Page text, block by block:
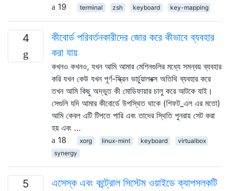
19
terminal zsh keyboard key-mapping
4
কীবোর্ড পরিবর্তনকারীদের জোর করে কীভাবে ব্যবহার
করা যায়
কখনও কখনও, যখন আমি আমার মেশিনগুলির মধ্যে সমন্বয় ব্যবহার
করি যখন কেউ যখন পূর্ণ-স্ক্রিন ভার্চুয়ালবক্স অতিথি ব্যবহার করে
তখন আমি কিছু অদ্ভুত কী মোডিফায়ার চালু করে আটকে যাই।
সেগুলি যদি আমার কীবোর্ডে উপস্থিত থাকে (শিফট_এল এর মতো)
আমি কেবল এটি টিপতে পারি এবং তাদের স্থিতি পুনরায় সেট করা
হয় এবং …
18
xorg linux-mint keyboard
virtualbox
synergy
5
এসেস্ক এবং কন্ট্রোল সিস্টেম ওয়াইডে ক্যাপসলকটি